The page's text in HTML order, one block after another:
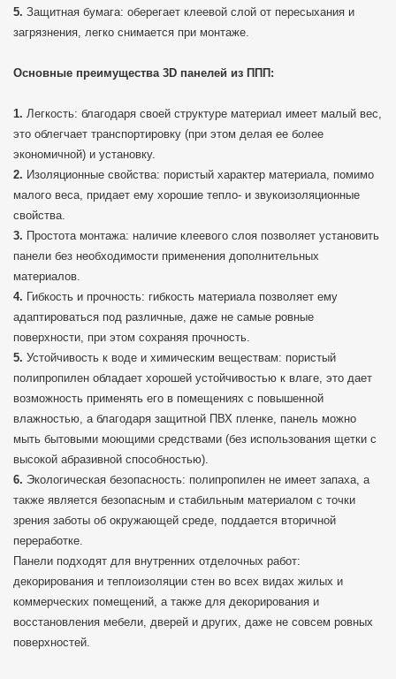
Защитная бумага: оберегает клеевой слой от пересыхания и
загрязнения, легко снимается при монтаже.
Основные преимущества 3D панелей из ППП:
Легкость: благодаря своей структуре материал имеет малый вес,
это облегчает транспортировку (при этом делая ее более
экономичной) и установку.
Изоляционные свойства: пористый характер материала, помимо
малого веса, придает ему хорошие тепло- и звукоизоляционные
свойства.
Простота монтажа: наличие клеевого слоя позволяет установить
панели без необходимости применения дополнительных
материалов.
Гибкость и прочность: гибкость материала позволяет ему
адаптироваться под различные, даже не самые ровные
поверхности, при этом сохраняя прочность.
Устойчивость к воде и химическим веществам: пористый
полипропилен обладает хорошей устойчивостью к влаге, это дает
возможность применять его в помещениях с повышенной
влажностью, а благодаря защитной ПВХ пленке, панель можно
мыть бытовыми моющими средствами (без использования щетки с
высокой абразивной способностью).
Экологическая безопасность: полипропилен не имеет запаха, а
также является безопасным и стабильным материалом с точки
зрения заботы об окружающей среде, поддается вторичной
переработке.
Панели подходят для внутренних отделочных работ:
декорирования и теплоизоляции стен во всех видах жилых и
коммерческих помещений, а также для декорирования и
восстановления мебели, дверей и других, даже не совсем ровных
поверхностей.